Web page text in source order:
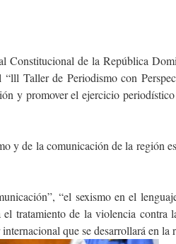
Constitucional de la República
Taller de Periodismo con
y promover el ejercicio
y de la comunicación de la región
“el sexismo en el
el tratamiento de la violencia contra
que se desarrollará en la